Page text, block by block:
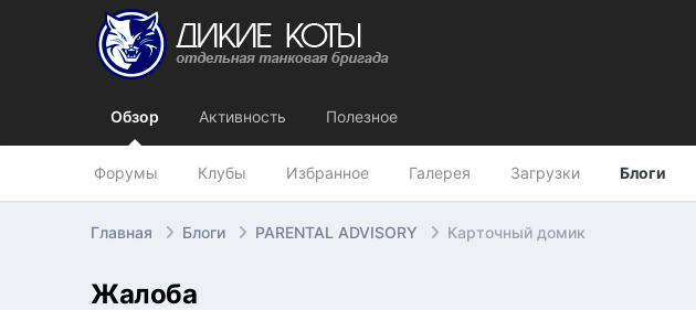
Обзор
Форумы Клубы Избранное Галерея Загрузки Блоги
Активность Полезное
Главная Блоги PARENTAL ADVISORY Карточный домик
Жалоба